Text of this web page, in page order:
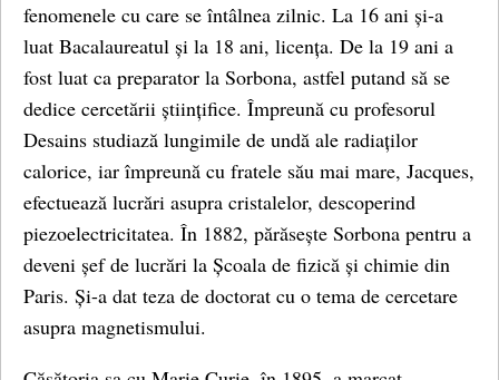
fenomenele cu care se întâlnea zilnic. La 16 ani și-a
luat Bacalaureatul și la 18 ani, licența. De la 19 ani a
fost luat ca preparator la Sorbona, astfel putand să se
dedice cercetării științifice. Împreună cu profesorul
Desains studiază lungimile de undă ale radiaților
calorice, iar împreună cu fratele său mai mare, Jacques,
efectuează lucrări asupra cristalelor, descoperind
piezoelectricitatea. În 1882, părăsește Sorbona pentru a
deveni șef de lucrări la Școala de fizică și chimie din
Paris. Și-a dat teza de doctorat cu o tema de cercetare
asupra magnetismului.